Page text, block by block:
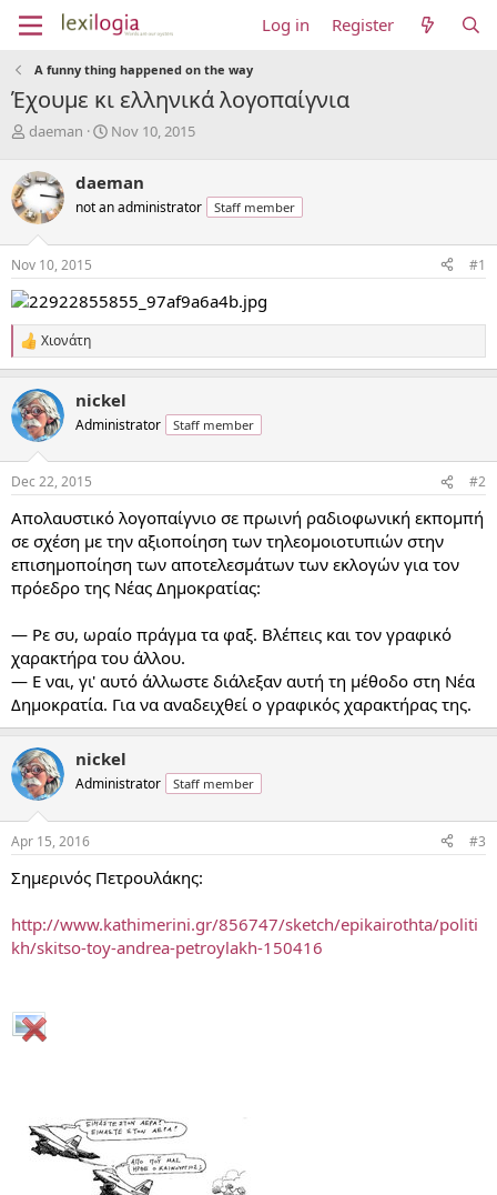
Log in Register
A funny thing happened on the way
Έχουμε κι ελληνικά λογοπαίγνια
T
r
e
a
d
s
t
a
r
t
e
r
daeman
S
r
t
a
Nov 10, 2015
daeman
not an administrator Staff member
Nov 10, 2015 #1
R
e
c
t
i
s
Χιονάτη
nickel
Administrator Staff member
Dec 22, 2015 #2
Απολαυστικό λογοπαίγνιο σε πρωινή ραδιοφωνική εκπομπή
σε σχέση με την αξιοποίηση των τηλεομοιοτυπιών στην
επισημοποίηση των αποτελεσμάτων των εκλογών για τον
πρόεδρο της Νέας Δημοκρατίας:
— Ρε συ, ωραίο πράγμα τα φαξ. Βλέπεις και τον γραφικό
χαρακτήρα του άλλου.
— Ε ναι, γι' αυτό άλλωστε διάλεξαν αυτή τη μέθοδο στη Νέα
Δημοκρατία. Για να αναδειχθεί ο γραφικός χαρακτήρας της.
nickel
Administrator Staff member
Apr 15, 2016 #3
Σημερινός Πετρουλάκης:
http://www.kathimerini.gr/856747/sketch/epikairothta/politi
kh/skitso-toy-andrea-petroylakh-150416